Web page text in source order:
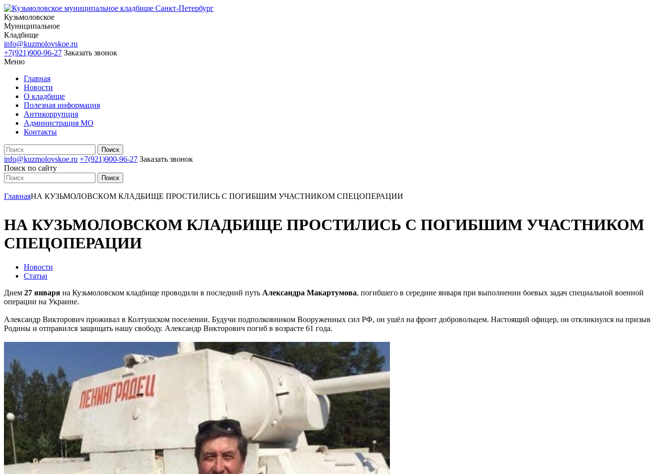
Кузьмоловское
Муниципальное
Кладбище
info@kuzmolovskoe.ru
+7(921)900-96-27 Заказать звонок
Меню
Главная
Новости
О кладбище
Полезная информация
Антикоррупция
Администрация МО
Контакты
info@kuzmolovskoe.ru +7(921)900-96-27 Заказать звонок
Поиск по сайту
ГлавнаяНА КУЗЬМОЛОВСКОМ КЛАДБИЩЕ ПРОСТИЛИСЬ С ПОГИБШИМ УЧАСТНИКОМ СПЕЦОПЕРАЦИИ
НА КУЗЬМОЛОВСКОМ КЛАДБИЩЕ ПРОСТИЛИСЬ С ПОГИБШИМ УЧАСТНИКОМ
СПЕЦОПЕРАЦИИ
Новости
Статьи
Днем 27 января на Кузьмоловском кладбище проводили в последний путь Александра Макартумова, погибшего в середине января при выполнении боевых задач специальной военной
операции на Украине.
Александр Викторович проживал в Колтушском поселении. Будучи подполковником Вооруженных сил РФ, он ушёл на фронт добровольцем. Настоящий офицер, он откликнулся на призыв
Родины и отправился защищать нашу свободу. Александр Викторович погиб в возрасте 61 года.